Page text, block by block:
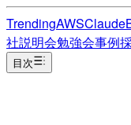
TrendingAWSClaude
社説明会勉強会事例
目次